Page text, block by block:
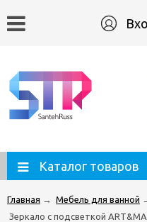
Каталог товаров
Главная → Мебель для ванной
Зеркало с подсветкой